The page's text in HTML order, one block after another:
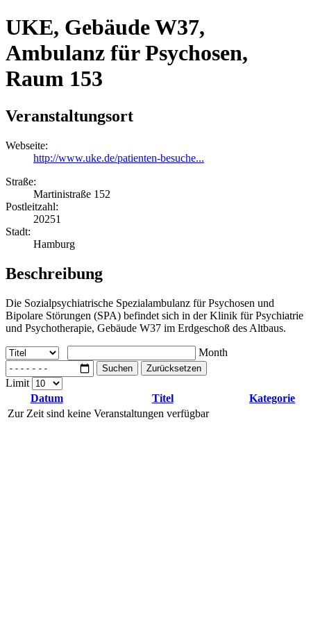
UKE, Gebäude W37,
Ambulanz für Psychosen,
Raum 153
Veranstaltungsort
Webseite:
http://www.uke.de/patienten-besuche...
Straße:
Martinistraße 152
Postleitzahl:
20251
Stadt:
Hamburg
Beschreibung
Die Sozialpsychiatrische Spezialambulanz für Psychosen und
Bipolare Störungen (SPA) befindet sich in der Klinik für Psychiatrie
und Psychotherapie, Gebäude W37 im Erdgeschoß des Altbaus.
Month
Suchen Zurücksetzen
Limit
Datum
Titel
Kategorie
Zur Zeit sind keine Veranstaltungen verfügbar